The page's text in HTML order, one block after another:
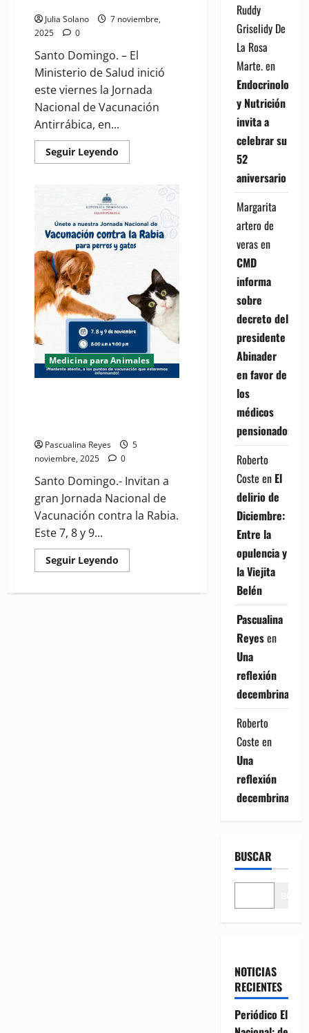
Julia Solano
7 noviembre,
2025
0
Santo Domingo. – El
Ministerio de Salud inició
este viernes la Jornada
Nacional de Vacunación
Antirrábica, en...
Seguir Leyendo
more
su
Jornada
Nacional
de
Vacunación
Medicina para Animales
Pascualina Reyes
5
noviembre, 2025
0
Santo Domingo.- Invitan a
gran Jornada Nacional de
Vacunación contra la Rabia.
Este 7, 8 y 9...
Seguir Leyendo
more
A
Ruddy
Griselidy De
La Rosa
Marte.en
Endocrinología
y Nutrición
invita a
celebrar su
52
aniversario
Margarita
artero de
verasen
CMD
informa
sobre
decreto del
presidente
Abinader
en favor de
los
médicos
pensionados
Roberto
Coste en El
delirio de
Diciembre:
Entre la
opulencia y
la Viejita
Belén
Pascualina
Reyesen
Una
reflexión
decembrina
Roberto
Coste en
Una
reflexión
decembrina
BUSCAR
NOTICIAS
RECIENTES
Periódico El